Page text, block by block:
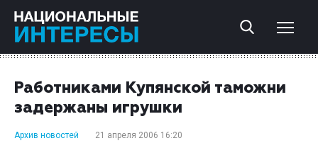
Работниками Купянской таможни
задержаны игрушки
Архив новостей 21 апреля 2006 16:20